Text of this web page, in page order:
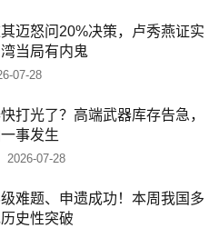
迈怒问20%决策，卢秀燕证实
当局有内鬼
07-28
打光了？高端武器库存告急，
事发生
2026-07-28
难题、申遗成功！本周我国多
史性突破